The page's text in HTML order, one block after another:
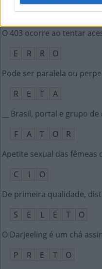
F
C
O 403 ocorre ao tentar
E
R R
O
Pode ser paralela ou
R
E T
A
__ Brasil, portal e grupo
F
A T O
R
Apetite sexual das fêmeas
C
I
O
De primeira qualidade,
S
E L E T
O
O Darjeeling é um chá
P
R E T
O